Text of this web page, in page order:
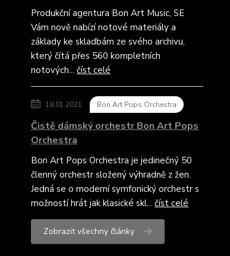
Produkční agentura Bon Art Music, SE
Vám nově nabízí notové materiály a
základy ke skladbám ze svého archivu,
který čítá přes 560 kompletních
notových... číst celé
18.01.2021 Bon Art Pops Orchestra
Čistě dámský orchestr Bon Art Pops
Orchestra
Bon Art Pops Orchestra je jedinečný 50
členný orchestr složený výhradně z žen.
Jedná se o moderní symfonický orchestr s
možností hrát jak klasické skl... číst celé
Zobrazit všechny články